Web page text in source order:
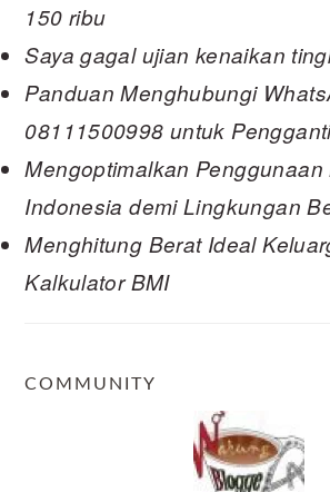
150 ribu
Saya gagal ujian kenaikan
Panduan Menghubungi
08111500998 untuk
Mengoptimalkan Penggunaan
Indonesia demi Lingkungan
Menghitung Berat Ideal
Kalkulator BMI
COMMUNITY